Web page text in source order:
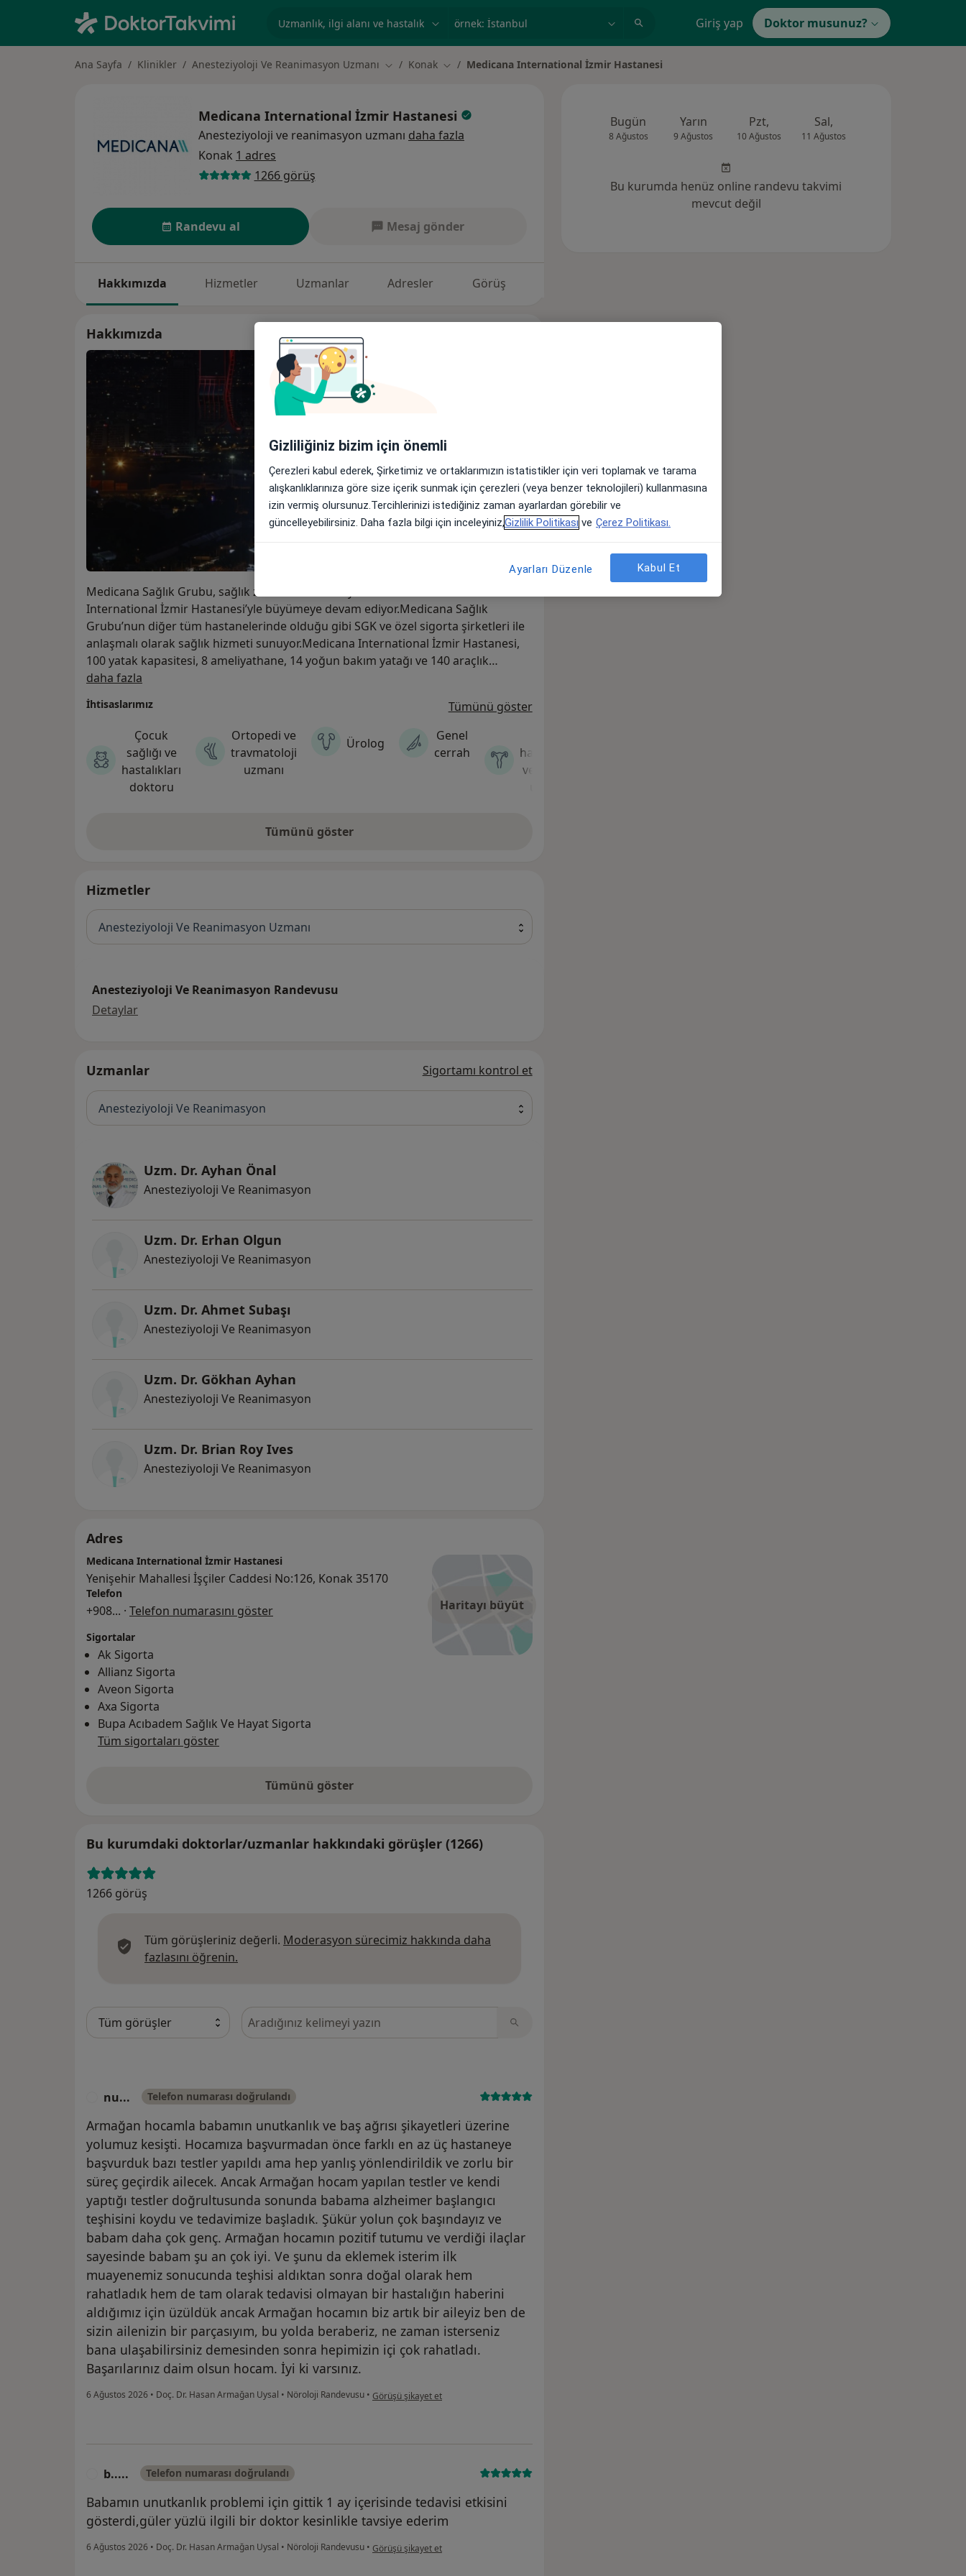
örnek: İstanbul Giriş yap Doktor musunuz?
Ana Sayfa Klinikler Anesteziyoloji Ve Reanimasyon Uzmanı Şehir değiştir
Konak Şehir değiştir
Medicana International İzmir Hastanesi
Medicana International İzmir Hastanesi
Anesteziyoloji ve reanimasyon uzmanı daha fazla
Konak 1 adres
1266 görüş
Randevu al Mesaj gönder
Hakkımızda Hizmetler Uzmanlar Adresler Görüş
Hakkımızda
Medicana Sağlık Grubu, sağlık zincirine eklenen yeni halkası Medicana
International İzmir Hastanesi’yle büyümeye devam ediyor.Medicana Sağlık
Grubu’nun diğer tüm hastanelerinde olduğu gibi SGK ve özel sigorta şirketleri ile
anlaşmalı olarak sağlık hizmeti sunuyor.Medicana International İzmir Hastanesi,
100 yatak kapasitesi, 8 ameliyathane, 14 yoğun bakım yatağı ve 140 araçlık
otopark kapasitesiyle hizmet veriyor.
daha fazla
İhtisaslarımız
Tümünü göster
Çocuk
sağlığı ve
hastalıkları
doktoru
Ortopedi ve
travmatoloji
uzmanı
Ürolog
Genel
cerrah
hastalıkları
ve doğum
Tümünü göster
Hizmetler
Anesteziyoloji Ve Reanimasyon Uzmanı
Anesteziyoloji Ve Reanimasyon Randevusu
DetaylarAnesteziyoloji Ve Reanimasyon Randevusu
Uzmanlar Sigortamı kontrol et
Anesteziyoloji Ve Reanimasyon
Uzm. Dr. Ayhan Önal
Anesteziyoloji Ve Reanimasyon
Uzm. Dr. Erhan Olgun
Anesteziyoloji Ve Reanimasyon
Uzm. Dr. Ahmet Subaşı
Anesteziyoloji Ve Reanimasyon
Uzm. Dr. Gökhan Ayhan
Anesteziyoloji Ve Reanimasyon
Uzm. Dr. Brian Roy Ives
Anesteziyoloji Ve Reanimasyon
Adres
Haritayı büyüt
Medicana International İzmir Hastanesi
Yenişehir Mahallesi İşçiler Caddesi No:126, Konak 35170
Telefon
+908... · Telefon numarasını göster
Sigortalar
Ak Sigorta
Allianz Sigorta
Aveon Sigorta
Axa Sigorta
Bupa Acıbadem Sağlık Ve Hayat Sigorta
Tüm sigortaları göster
Tümünü göster
Bu kurumdaki doktorlar/uzmanlar hakkındaki görüşler (1266)
1266 görüş
Tüm görüşleriniz değerli. Moderasyon sürecimiz hakkında daha
fazlasını öğrenin.
Görüşler içerisinde ara
nu... Telefon numarası doğrulandı
Armağan hocamla babamın unutkanlık ve baş ağrısı şikayetleri üzerine
yolumuz kesişti. Hocamıza başvurmadan önce farklı en az üç hastaneye
başvurduk bazı testler yapıldı ama hep yanlış yönlendirildik ve zorlu bir
süreç geçirdik ailecek. Ancak Armağan hocam yapılan testler ve kendi
yaptığı testler doğrultusunda sonunda babama alzheimer başlangıcı
teşhisini koydu ve tedavimize başladık. Şükür yolun çok başındayız ve
babam daha çok genç. Armağan hocamın pozitif tutumu ve verdiği ilaçlar
sayesinde babam şu an çok iyi. Ve şunu da eklemek isterim ilk
muayenemiz sonucunda teşhisi aldıktan sonra doğal olarak hem
rahatladık hem de tam olarak tedavisi olmayan bir hastalığın haberini
aldığımız için üzüldük ancak Armağan hocamın biz artık bir aileyiz ben de
sizin ailenizin bir parçasıyım, bu yolda beraberiz, ne zaman isterseniz
bana ulaşabilirsiniz demesinden sonra hepimizin içi çok rahatladı.
Başarılarınız daim olsun hocam. İyi ki varsınız.
6 Ağustos 2026 • Doç. Dr. Hasan Armağan Uysal • Nöroloji Randevusu • kullanıcının görüşüne göre nu...
Görüşü şikayet et
b..... Telefon numarası doğrulandı
Babamın unutkanlık problemi için gittik 1 ay içerisinde tedavisi etkisini
gösterdi,güler yüzlü ilgili bir doktor kesinlikle tavsiye ederim
6 Ağustos 2026 • Doç. Dr. Hasan Armağan Uysal • Nöroloji Randevusu • kullanıcının görüşüne göre b.....
Görüşü şikayet et
Bugün
8 Ağustos
Yarın
9 Ağustos
Pzt,
10 Ağustos
Sal,
11 Ağustos
Bu kurumda henüz online randevu takvimi
mevcut değil
Gizliliğiniz bizim için önemli
Çerezleri kabul ederek, Şirketimiz ve ortaklarımızın istatistikler için veri toplamak ve tarama
alışkanlıklarınıza göre size içerik sunmak için çerezleri (veya benzer teknolojileri) kullanmasına
izin vermiş olursunuz.Tercihlerinizi istediğiniz zaman ayarlardan görebilir ve
güncelleyebilirsiniz. Daha fazla bilgi için inceleyiniz,Gizlilik Politikası ve Çerez Politikası.
Ayarları Düzenle Kabul Et